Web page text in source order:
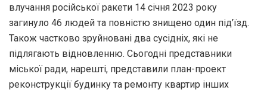
влучання російської ракети 14 січня 2023 року
загинуло 46 людей та повністю знищено один під’їзд.
Також частково зруйновані два сусідніх, які не
підлягають відновленню. Сьогодні представники
міської ради, нарешті, представили план-проект
реконструкції будинку та ремонту квартир інших